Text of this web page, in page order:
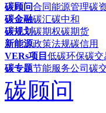
碳顾问合同能源管理碳
碳金融碳汇碳中和
碳规划碳期权碳期货
新能源政策法规碳信用
VERs项目 低碳环保碳交
碳专题节能服务公司 碳
碳顾问